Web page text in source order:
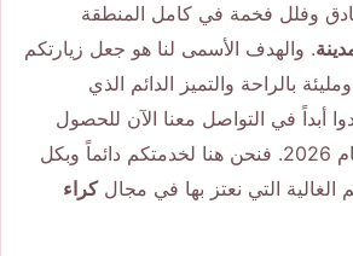
وفلل فخمة في كامل المنطقة
. والهدف الأسمى لنا هو جعل زيارتكم
بالراحة والتميز الدائم الذي
أبداً في التواصل معنا الآن للحصول
على أفضل عروض عام 2026. فنحن هنا لخدمتكم دائماً وبكل
الغالية التي نعتز بها في مجالكراء